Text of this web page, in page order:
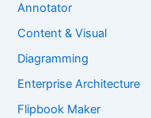
Annotator
Content & Visual
Diagramming
Enterprise Architecture
Flipbook Maker